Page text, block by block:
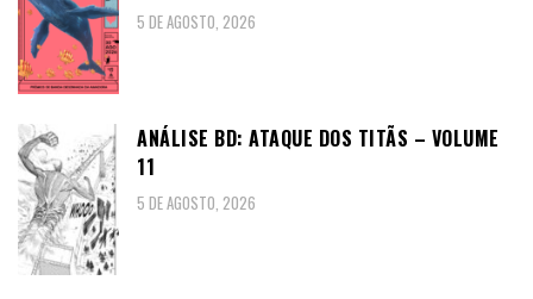
5 DE AGOSTO, 2026
ANÁLISE BD: ATAQUE DOS TITÃS – VOLUME
11
5 DE AGOSTO, 2026